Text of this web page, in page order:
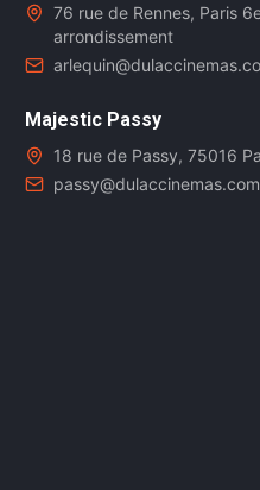
76 rue de Rennes, Paris
arrondissement
Majestic Passy
18 rue de Passy, 75016
passy@dulaccinemas.com